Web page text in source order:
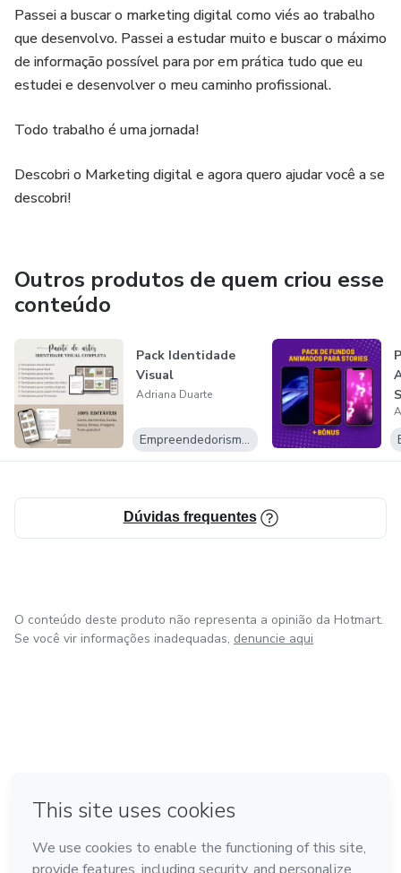
Passei a buscar o marketing digital como viés ao trabalho
que desenvolvo. Passei a estudar muito e buscar o máximo
de informação possível para por em prática tudo que eu
estudei e desenvolver o meu caminho profissional.
Todo trabalho é uma jornada!
Descobri o Marketing digital e agora quero ajudar você a se
descobri!
Outros produtos de quem criou esse
conteúdo
Pack Identidade
Visual
Adriana Duarte
Empreendedorismo Digital
Dúvidas frequentes
O conteúdo deste produto não representa a opinião da Hotmart.
Se você vir informações inadequadas, denuncie aqui
Feito com ❤ em Bogotá